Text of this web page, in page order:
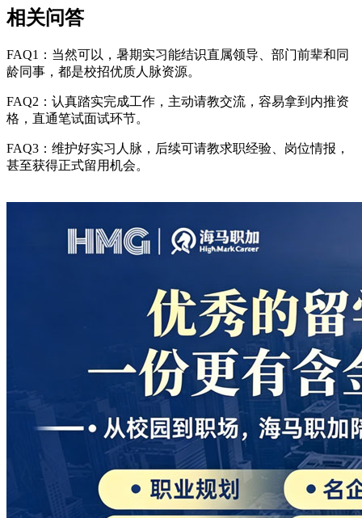
相关问答
FAQ1：当然可以，暑期实习能结识直属领导、部门前辈和同
龄同事，都是校招优质人脉资源。
FAQ2：认真踏实完成工作，主动请教交流，容易拿到内推资
格，直通笔试面试环节。
FAQ3：维护好实习人脉，后续可请教求职经验、岗位情报，
甚至获得正式留用机会。